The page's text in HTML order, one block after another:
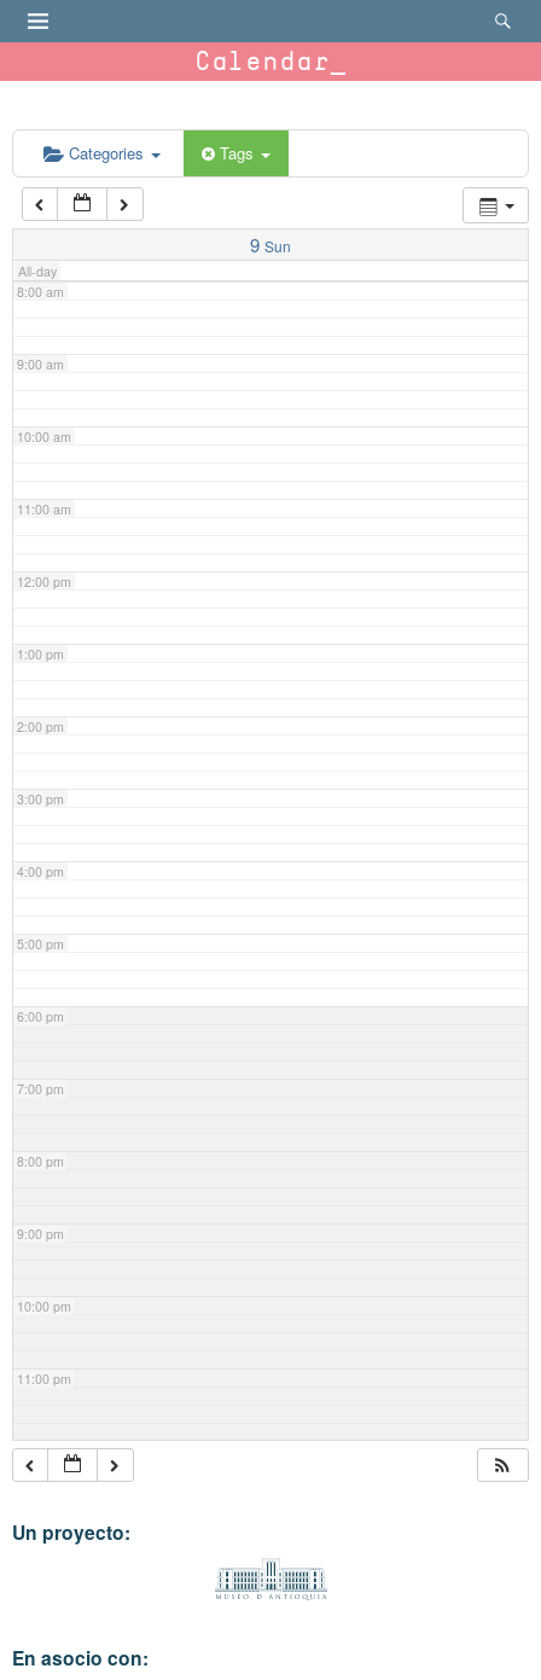
Calendar
Categories Tags
9 Sun
All-day
6:00 am
7:00 am
8:00 am
9:00 am
10:00 am
11:00 am
12:00 pm
1:00 pm
2:00 pm
3:00 pm
4:00 pm
5:00 pm
6:00 pm
7:00 pm
8:00 pm
9:00 pm
10:00 pm
11:00 pm
Un proyecto:
En asocio con: